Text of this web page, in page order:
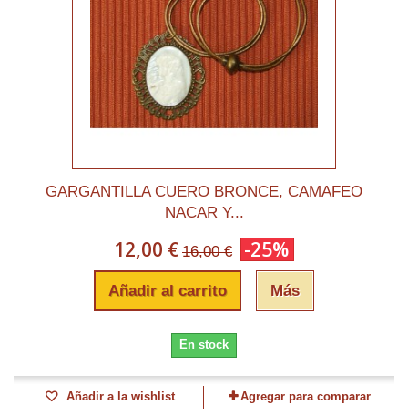
GARGANTILLA CUERO BRONCE, CAMAFEO
NACAR Y...
12,00 € 16,00 € -25%
Añadir al carrito Más
En stock
Añadir a la wishlist Agregar para comparar